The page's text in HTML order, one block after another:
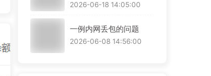
2026-06-18 14:05:00
一例内网丢包的问题
2026-06-08 14:56:00